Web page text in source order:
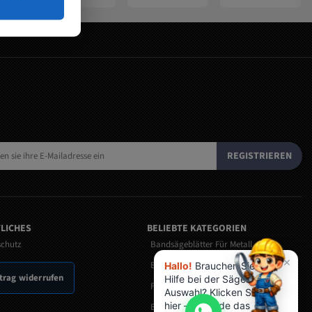
REGISTRIEREN
widerrufen
BELIEBTE KATEGORIEN
Bandsägeblätter Für Metall
Bandmesser
Fleischerei Bandsägeblätter
Bandsägeblätter für Holz nach Maß
×
Hallo! Brauchen Sie
Hilfe bei der Sägeblatt-
Auswahl? Klicken Sie
hier – ich finde das